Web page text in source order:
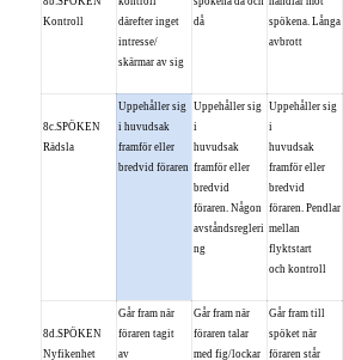
Kontroll
därefter inget
intresse/
skärmar av sig
då
spökena. Långa
avbrott
8c.SPÖKEN
Rädsla
Uppehåller sig
i huvudsak
framför eller
bredvid föraren
Uppehåller sig
i
huvudsak
framför eller
bredvid
föraren. Någon
avståndsregleri
ng
Uppehåller sig
i
huvudsak
framför eller
bredvid
föraren. Pendlar
mellan
flyktstart
och kontroll
8d.SPÖKEN
Nyfikenhet
Går fram när
föraren tagit
av
Går fram när
föraren talar
med fig/lockar
Går fram till
spöket när
föraren står